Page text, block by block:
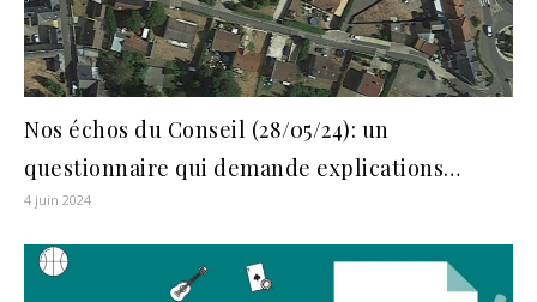
Nos échos du Conseil (28/05/24): un
questionnaire qui demande explications…
4 juin 2024